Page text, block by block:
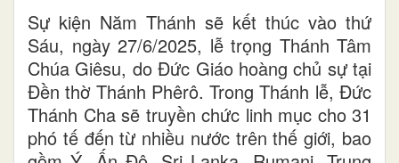
Sự kiện Năm Thánh sẽ kết thúc vào thứ
Sáu, ngày 27/6/2025, lễ trọng Thánh Tâm
Chúa Giêsu, do Đức Giáo hoàng chủ sự tại
Đền thờ Thánh Phêrô. Trong Thánh lễ, Đức
Thánh Cha sẽ truyền chức linh mục cho 31
phó tế đến từ nhiều nước trên thế giới, bao